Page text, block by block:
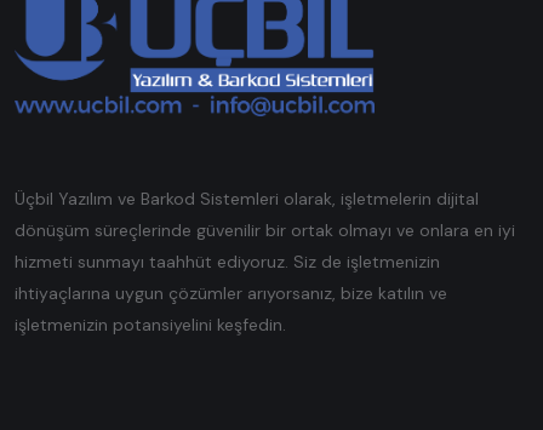
Üçbil Yazılım ve Barkod Sistemleri olarak, işletmelerin dijital
dönüşüm süreçlerinde güvenilir bir ortak olmayı ve onlara en iyi
hizmeti sunmayı taahhüt ediyoruz. Siz de işletmenizin
ihtiyaçlarına uygun çözümler arıyorsanız, bize katılın ve
işletmenizin potansiyelini keşfedin.